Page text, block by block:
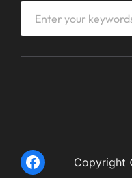
FacebookCopyright